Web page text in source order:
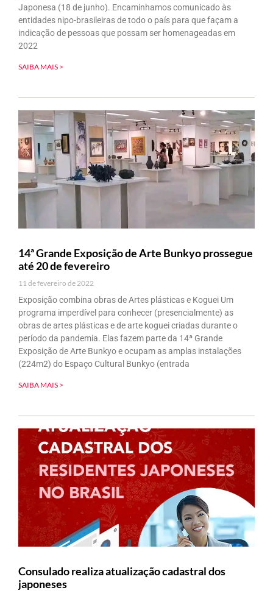
Japonesa (18 de junho). Encaminhamos comunicado às
entidades nipo-brasileiras de todo o país para que façam a
indicação de pessoas que possam ser homenageadas em
2022
SAIBA MAIS >
14ª Grande Exposição de Arte Bunkyo prossegue
até 20 de fevereiro
11 de fevereiro de 2022
Exposição combina obras de Artes plásticas e Koguei Um
programa imperdível para conhecer (presencialmente) as
obras de artes plásticas e de arte koguei criadas durante o
período da pandemia. Elas fazem parte da 14ª Grande
Exposição de Arte Bunkyo e ocupam as amplas instalações
(224m2) do Espaço Cultural Bunkyo (entrada
SAIBA MAIS >
Consulado realiza atualização cadastral dos
japoneses